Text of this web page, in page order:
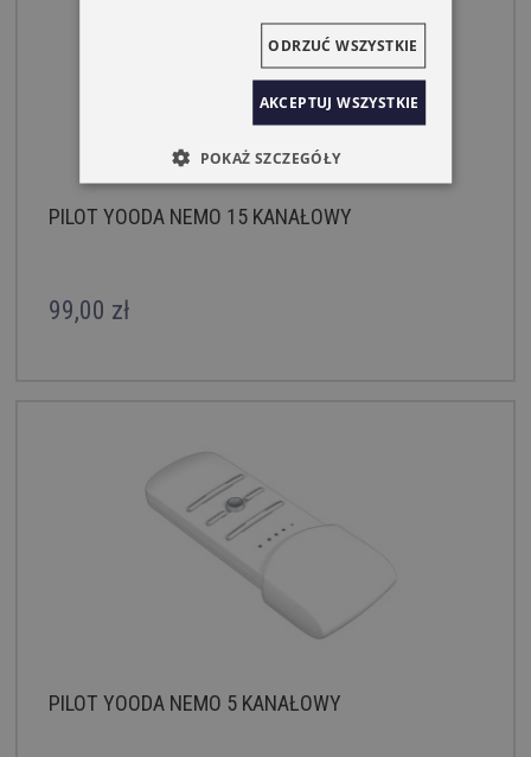
PILOT YOODA NEMO 15 KANAŁOWY
99,00 zł
PILOT YOODA NEMO 5 KANAŁOWY
AKCEPTUJ WSZYSTKIE
ODRZUĆ WSZYSTKIE
POKAŻ SZCZEGÓŁY